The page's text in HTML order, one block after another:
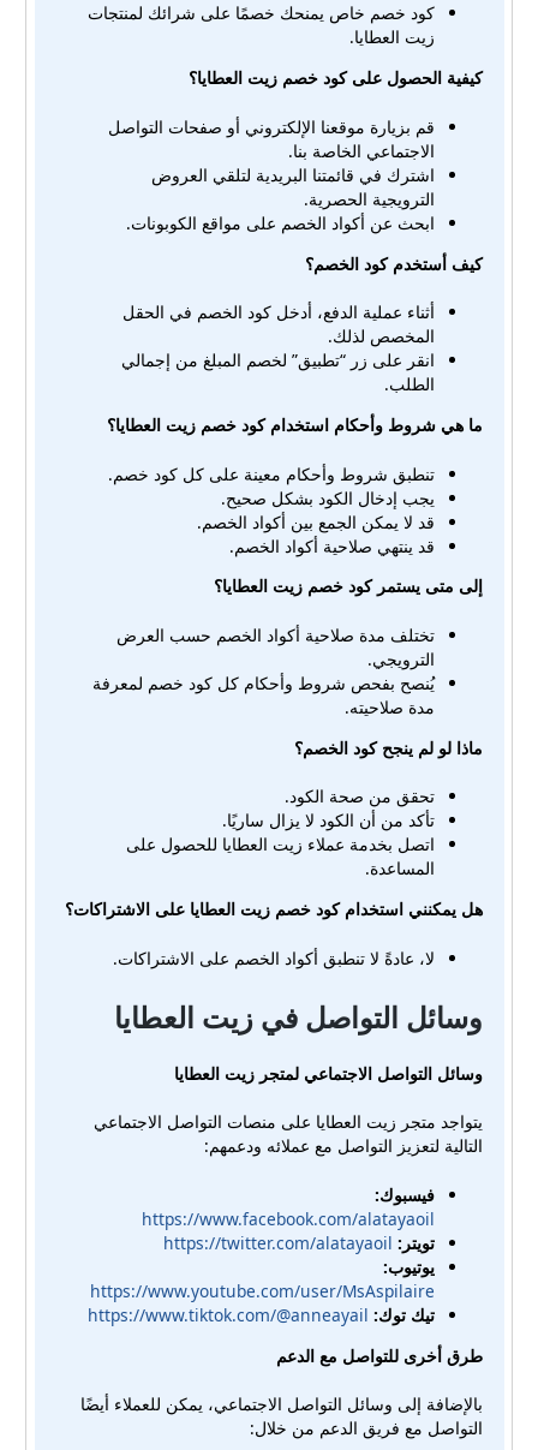
كود خصم خاص يمنحك خصمًا على شرائك لمنتجات
زيت العطايا.
كيفية الحصول على كود خصم زيت العطايا؟
قم بزيارة موقعنا الإلكتروني أو صفحات التواصل
الاجتماعي الخاصة بنا.
اشترك في قائمتنا البريدية لتلقي العروض
الترويجية الحصرية.
ابحث عن أكواد الخصم على مواقع الكوبونات.
كيف أستخدم كود الخصم؟
أثناء عملية الدفع، أدخل كود الخصم في الحقل
المخصص لذلك.
انقر على زر “تطبيق” لخصم المبلغ من إجمالي
الطلب.
ما هي شروط وأحكام استخدام كود خصم زيت العطايا؟
تنطبق شروط وأحكام معينة على كل كود خصم.
يجب إدخال الكود بشكل صحيح.
قد لا يمكن الجمع بين أكواد الخصم.
قد ينتهي صلاحية أكواد الخصم.
إلى متى يستمر كود خصم زيت العطايا؟
تختلف مدة صلاحية أكواد الخصم حسب العرض
الترويجي.
يُنصح بفحص شروط وأحكام كل كود خصم لمعرفة
مدة صلاحيته.
ماذا لو لم ينجح كود الخصم؟
تحقق من صحة الكود.
تأكد من أن الكود لا يزال ساريًا.
اتصل بخدمة عملاء زيت العطايا للحصول على
المساعدة.
هل يمكنني استخدام كود خصم زيت العطايا على الاشتراكات؟
لا، عادةً لا تنطبق أكواد الخصم على الاشتراكات.
وسائل التواصل في زيت العطايا
وسائل التواصل الاجتماعي لمتجر زيت العطايا
يتواجد متجر زيت العطايا على منصات التواصل الاجتماعي
التالية لتعزيز التواصل مع عملائه ودعمهم:
فيسبوك:
https://www.facebook.com/alatayaoil
تويتر:
https://twitter.com/alatayaoil
يوتيوب:
https://www.youtube.com/user/MsAspilaire
تيك توك: https://www.tiktok.com/@anneayail
طرق أخرى للتواصل مع الدعم
بالإضافة إلى وسائل التواصل الاجتماعي، يمكن للعملاء أيضًا
التواصل مع فريق الدعم من خلال: